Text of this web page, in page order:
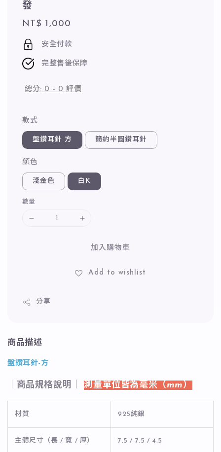
發
Regular
price
NT$ 1,000
安全付款
完整售後保障
總分: 0 - 0 評價
款式
盤鑽耳針 方 簡約半圓鑽耳針
顏色
淺金色 白K
數量
加入購物車
Add to wishlist
分享
商品描述
盤鑽耳針-方
｜商品規格說明｜測量單位皆為毫米（mm）
材質 925純銀
主體尺寸（長 / 寬 / 厚） 7.5 / 7.5 / 4.5